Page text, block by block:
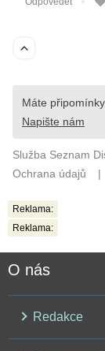
Reklama:
Reklama:
O nás
Redakce